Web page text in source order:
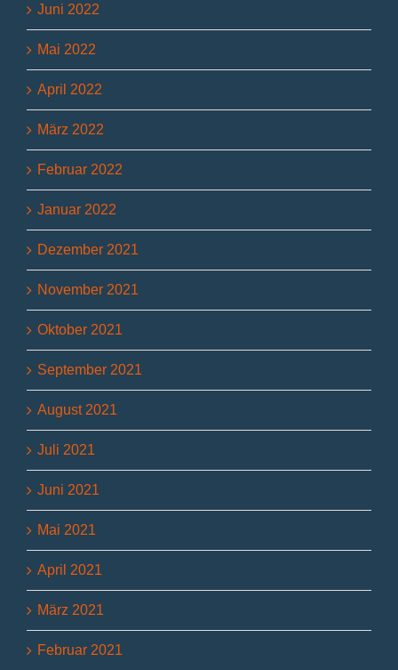
Juni 2022
Mai 2022
April 2022
März 2022
Februar 2022
Januar 2022
Dezember 2021
November 2021
Oktober 2021
September 2021
August 2021
Juli 2021
Juni 2021
Mai 2021
April 2021
März 2021
Februar 2021